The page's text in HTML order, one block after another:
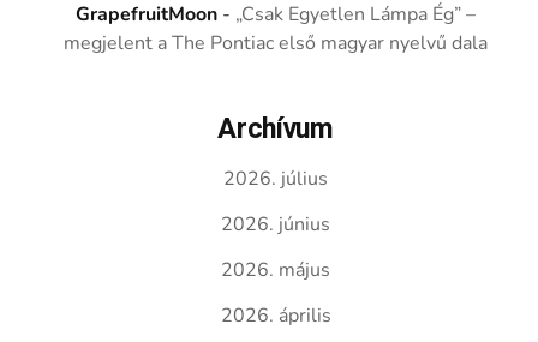
GrapefruitMoon - „Csak Egyetlen Lámpa Ég” –
megjelent a The Pontiac első magyar nyelvű dala
Archívum
2026. július
2026. június
2026. május
2026. április